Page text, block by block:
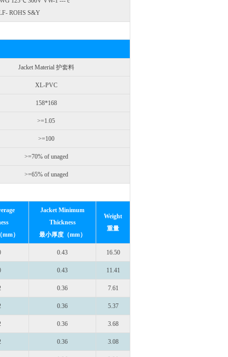
ROHS S&Y
Jacket Material 护套料
XL-PVC
158*168
>=1.05
>=100
>=70% of unaged
>=65% of unaged
）
Jacket Minimum
Thickness
最小厚度（mm）
Weight
重量
0.43 16.50
0.43 11.41
0.36 7.61
0.36 5.37
0.36 3.68
0.36 3.08